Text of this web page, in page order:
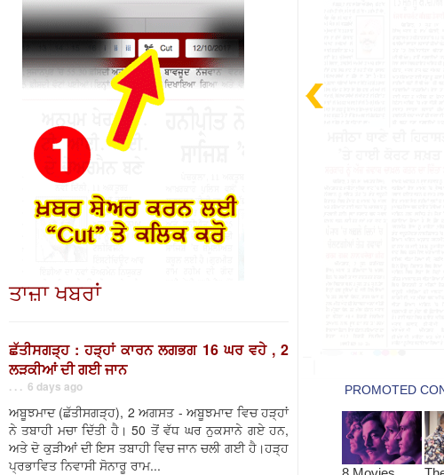
ਤਾਜ਼ਾ ਖਬਰਾਂ
ਛੱਤੀਸਗੜ੍ਹ : ਹੜ੍ਹਾਂ ਕਾਰਨ ਲਗਭਗ 16 ਘਰ ਵਹੇ , 2
ਲੜਕੀਆਂ ਦੀ ਗਈ ਜਾਨ
. . . 6 days ago
ਅਬੂਝਮਾਦ (ਛੱਤੀਸਗੜ੍ਹ), 2 ਅਗਸਤ - ਅਬੂਝਮਾਦ ਵਿਚ ਹੜ੍ਹਾਂ
ਨੇ ਤਬਾਹੀ ਮਚਾ ਦਿੱਤੀ ਹੈ। 50 ਤੋਂ ਵੱਧ ਘਰ ਨੁਕਸਾਨੇ ਗਏ ਹਨ,
ਅਤੇ ਦੋ ਕੁੜੀਆਂ ਦੀ ਇਸ ਤਬਾਹੀ ਵਿਚ ਜਾਨ ਚਲੀ ਗਈ ਹੈ।ਹੜ੍ਹ
ਪ੍ਰਭਾਵਿਤ ਨਿਵਾਸੀ ਸੋਨਾਰੂ ਰਾਮ...